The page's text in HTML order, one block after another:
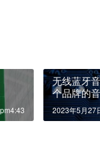
无线蓝牙
个品牌的
2023年5月27